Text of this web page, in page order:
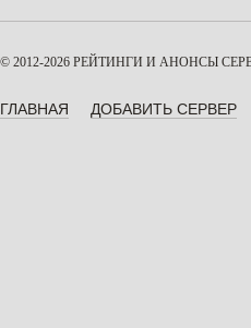
© 2012-2026 РЕЙТИНГИ И АНОНСЫ
ГЛАВНАЯ ДОБАВИТЬ СЕРВЕР